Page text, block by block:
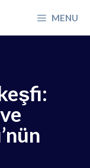
MENU